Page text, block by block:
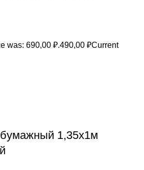
was: 690,00 ₽.490,00 ₽Current
1,35х1м